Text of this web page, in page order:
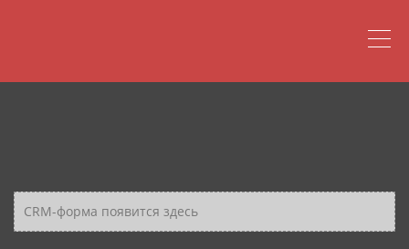
CRM-форма появится здесь